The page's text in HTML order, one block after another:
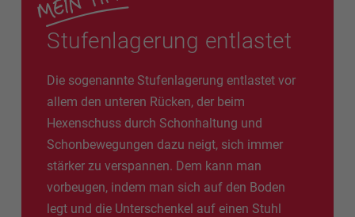
Stufenlagerung entlastet
Die sogenannte Stufenlagerung entlastet vor
allem den unteren Rücken, der beim
Hexenschuss durch Schonhaltung und
Schonbewegungen dazu neigt, sich immer
stärker zu verspannen. Dem kann man
vorbeugen, indem man sich auf den Boden
legt und die Unterschenkel auf einen Stuhl